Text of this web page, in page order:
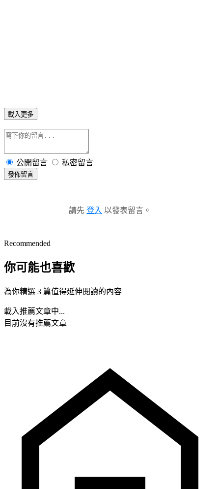
載入更多
公開留言 私密留言
發佈留言
請先 登入 以發表留言。
Recommended
你可能也喜歡
為你精選 3 篇值得延伸閱讀的內容
載入推薦文章中...
目前沒有推薦文章